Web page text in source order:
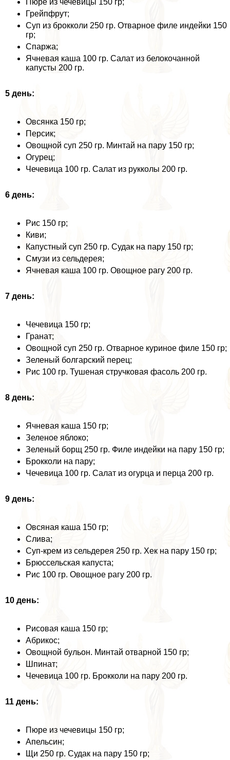
Грейпфрут;
Суп из брокколи 250 гр. Отварное филе индейки 150
гр;
Спаржа;
Ячневая каша 100 гр. Салат из белокочанной
капусты 200 гр.
5 день:
Овсянка 150 гр;
Персик;
Овощной суп 250 гр. Минтай на пару 150 гр;
Огурец;
Чечевица 100 гр. Салат из рукколы 200 гр.
6 день:
Рис 150 гр;
Киви;
Капустный суп 250 гр. Судак на пару 150 гр;
Смузи из сельдерея;
Ячневая каша 100 гр. Овощное рагу 200 гр.
7 день:
Чечевица 150 гр;
Гранат;
Овощной суп 250 гр. Отварное куриное филе 150 гр;
Зеленый болгарский перец;
Рис 100 гр. Тушеная стручковая фасоль 200 гр.
8 день:
Ячневая каша 150 гр;
Зеленое яблоко;
Зеленый борщ 250 гр. Филе индейки на пару 150 гр;
Брокколи на пару;
Чечевица 100 гр. Салат из огурца и перца 200 гр.
9 день:
Овсяная каша 150 гр;
Слива;
Суп-крем из сельдерея 250 гр. Хек на пару 150 гр;
Брюссельская капуста;
Рис 100 гр. Овощное рагу 200 гр.
10 день:
Рисовая каша 150 гр;
Абрикос;
Овощной бульон. Минтай отварной 150 гр;
Шпинат;
Чечевица 100 гр. Брокколи на пару 200 гр.
11 день:
Пюре из чечевицы 150 гр;
Апельсин;
Щи 250 гр. Судак на пару 150 гр;